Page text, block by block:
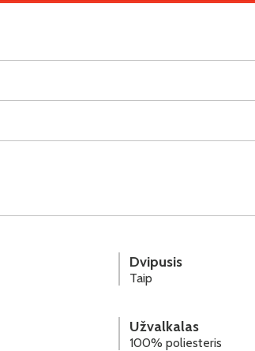
Dvipusis
Taip
Užvalkalas
100% poliesteris